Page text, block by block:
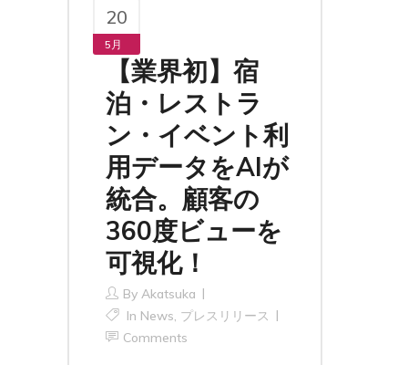
20
5月
【業界初】宿
泊・レストラ
ン・イベント利
用データをAIが
統合。顧客の
360度ビューを
可視化！
By Akatsuka
In News, プレスリリース
Comments